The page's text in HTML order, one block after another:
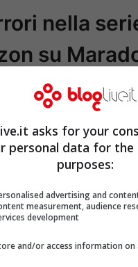
nella
su
chi c’era
asks for your
personal data for
purposes:
advertising and
measurement, audience
development
and/or access information on